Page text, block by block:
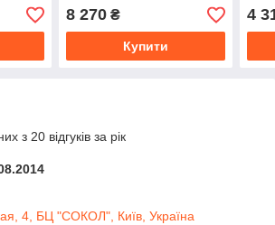
8 270₴
Купити
4
з 20 відгуків за рік
4, БЦ "СОКОЛ", Київ, Україна